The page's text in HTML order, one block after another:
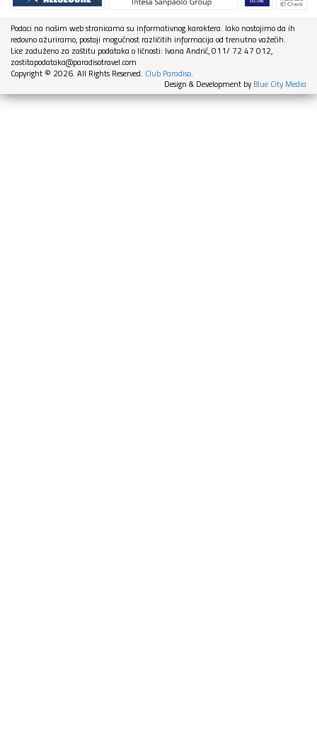
Podaci na našim web stranicama su informativnog karaktera. Iako nastojimo da ih
redovno ažuriramo, postoji mogućnost različitih informacija od trenutno važećih.
Lice zaduženo za zaštitu podataka o ličnosti: Ivana Andrić, 011/ 72 47 012,
zastitapodataka@paradisotravel.com
Copyright © 2026. All Rights Reserved. Club Paradiso.
Design & Development by Blue City Media